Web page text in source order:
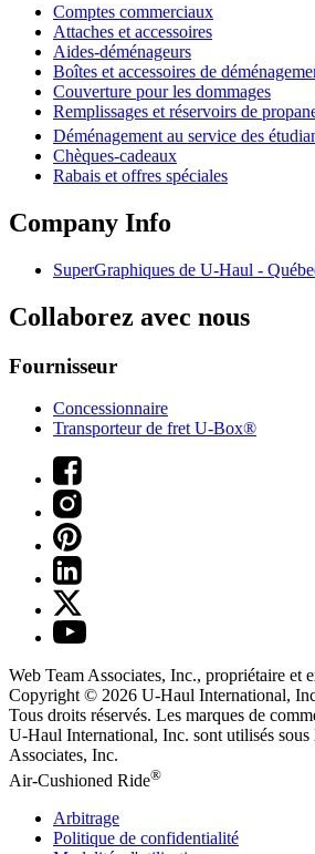
Comptes commerciaux
Attaches et accessoires
Aides-déménageurs
Boîtes et accessoires de
Couverture pour les dommages
Remplissages et réservoirs de
Déménagement au service des
Chèques-cadeaux
Rabais et offres spéciales
Company Info
SuperGraphiques de U-Haul -
Collaborez avec nous
Fournisseur
Concessionnaire
Transporteur de fret U-Box®
Web Team Associates, Inc., propriétaire et
Copyright © 2026 U-Haul International,
Tous droits réservés. Les marques de
U-Haul International, Inc. sont utilisés sous
Associates, Inc.
Air-Cushioned Ride®
Arbitrage
Politique de confidentialité